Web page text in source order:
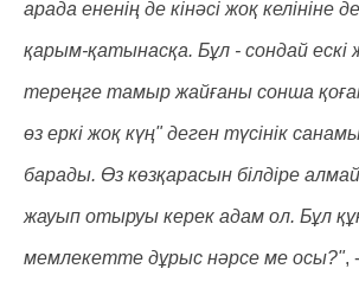
арада ененің де кінәсі жоқ келініне
қарым-қатынасқа. Бұл - сондай ескі
тереңге тамыр жайғаны сонша
өз еркі жоқ күң" деген түсінік
барады. Өз көзқарасын білдіре
жауып отыруы керек адам ол. Бұл
мемлекетте дұрыс нәрсе ме осы?",